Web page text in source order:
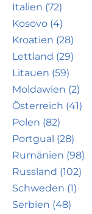
Italien (72)
Kosovo (4)
Kroatien (28)
Lettland (29)
Litauen (59)
Moldawien (2)
Österreich (41)
Polen (82)
Portgual (28)
Rumänien (98)
Russland (102)
Schweden (1)
Serbien (48)